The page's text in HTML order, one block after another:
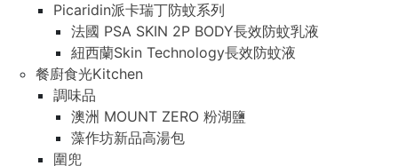
Picaridin派卡瑞丁防蚊系列
法國 PSA SKIN 2P BODY長效防蚊乳液
紐西蘭Skin Technology長效防蚊液
餐廚食光Kitchen
調味品
澳洲 MOUNT ZERO 粉湖鹽
藻作坊新品高湯包
圍兜